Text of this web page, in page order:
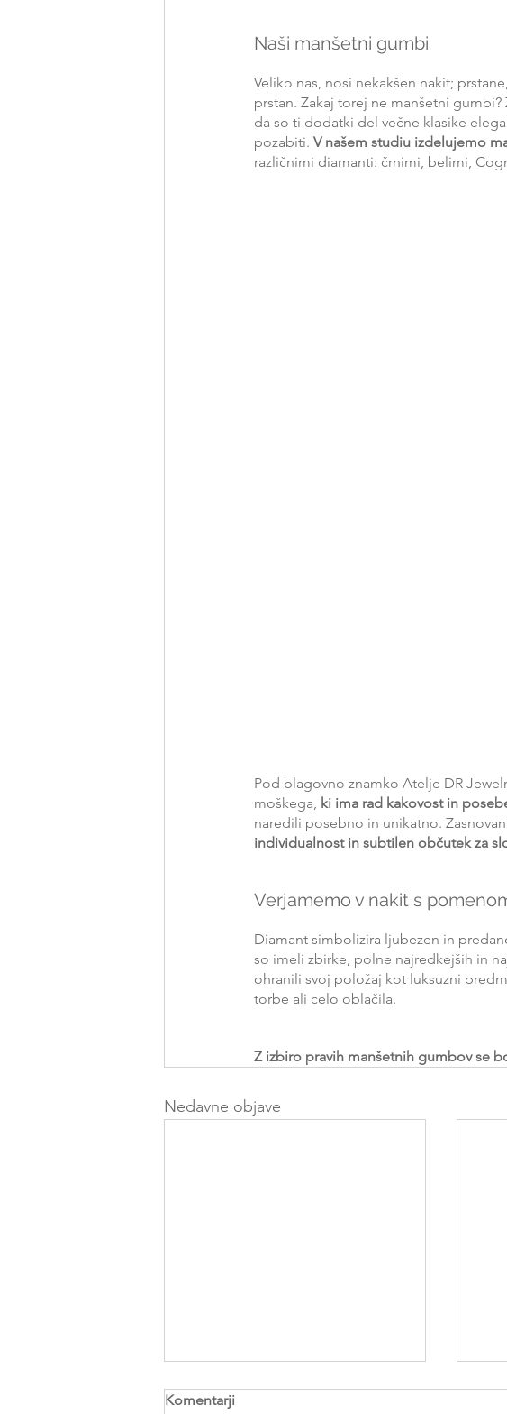
Naši manšetni gumbi
Veliko nas, nosi nekakšen nakit;
prstan. Zakaj torej ne manšetni
da so ti dodatki del večne klasike
pozabiti. V našem studiu izdelujemo
različnimi diamanti: črnimi, belimi,
Pod blagovno znamko Atelje DR
moškega, ki ima rad kakovost in
naredili posebno in unikatno.
individualnost in subtilen občutek za
Verjamemo v nakit s
Diamant simbolizira ljubezen in
so imeli zbirke, polne najredkejših in
ohranili svoj položaj kot luksuzni
torbe ali celo oblačila.
Z izbiro pravih manšetnih gumbov se
Nedavne objave
Komentarji